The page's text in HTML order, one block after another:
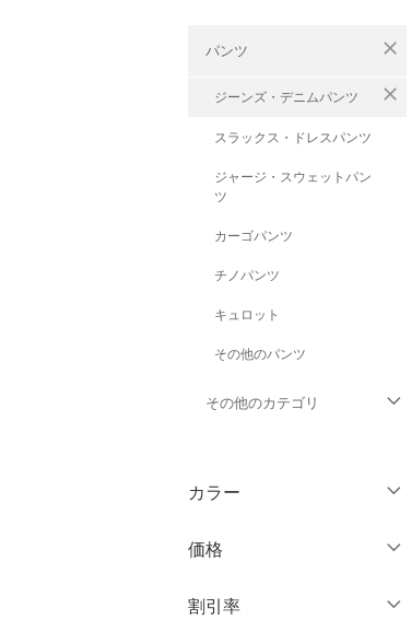
パンツ close
ジーンズ・デニムパンツ close
スラックス・ドレスパンツ
ジャージ・スウェットパン
ツ
カーゴパンツ
チノパンツ
キュロット
その他のパンツ
その他のカテゴリ
ジャケット・アウター
ワンピース・ドレス
スカート
カラー
価格
割引率